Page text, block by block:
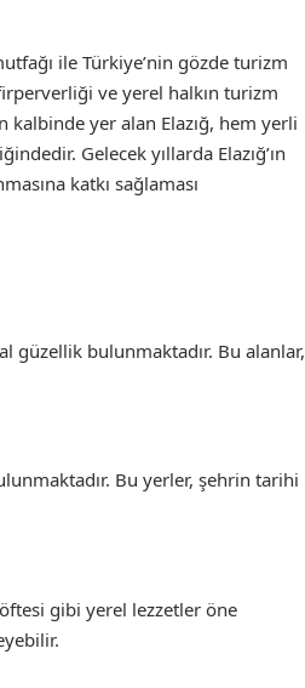
ile Türkiye’nin gözde turizm
ve yerel halkın turizm
kalbinde yer alan Elazığ, hem yerli
Gelecek yıllarda Elazığ’ın
katkı sağlaması
güzellik bulunmaktadır. Bu alanlar,
Bu yerler, şehrin tarihi
gibi yerel lezzetler öne